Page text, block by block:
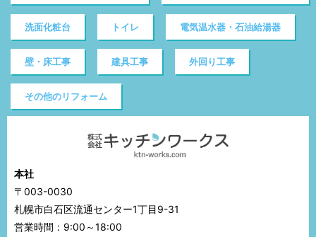
洗面化粧台 トイレ 電気温水器・石油給湯器
壁・床工事 建具工事 外回り工事
その他のリフォーム
本社
〒003-0030
札幌市白石区流通センター1丁目9-31
営業時間：9:00～18:00